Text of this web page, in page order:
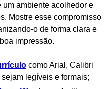
ambiente acolhedor e
Mostre esse compromisso
o de forma clara e
impressão.
como Arial, Calibri
legíveis e formais;